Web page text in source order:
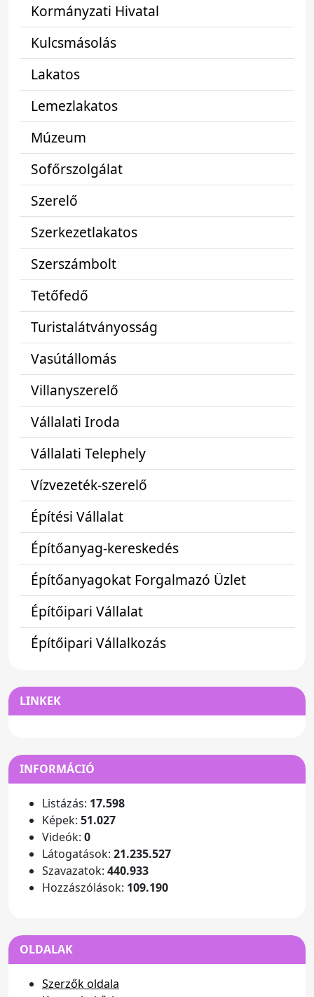
Kormányzati Hivatal
Kulcsmásolás
Lakatos
Lemezlakatos
Múzeum
Sofőrszolgálat
Szerelő
Szerkezetlakatos
Szerszámbolt
Tetőfedő
Turistalátványosság
Vasútállomás
Villanyszerelő
Vállalati Iroda
Vállalati Telephely
Vízvezeték-szerelő
Építési Vállalat
Építőanyag-kereskedés
Építőanyagokat Forgalmazó Üzlet
Építőipari Vállalat
Építőipari Vállalkozás
LINKEK
INFORMÁCIÓ
Listázás: 17.598
Képek: 51.027
Videók: 0
Látogatások: 21.235.527
Szavazatok: 440.933
Hozzászólások: 109.190
OLDALAK
Szerzők oldala